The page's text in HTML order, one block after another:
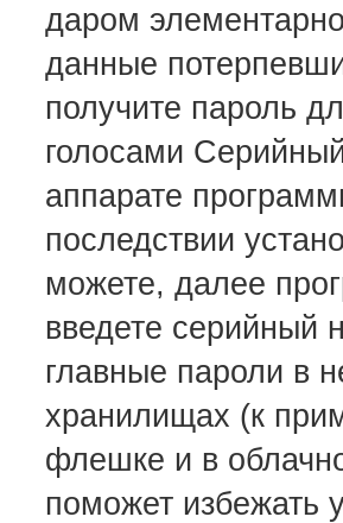
даром
данные
получите пароль
голосами
аппарате
последствии
можете, далее
введете серийный
главные пароли в
хранилищах (к
флешке и в
поможет избежать